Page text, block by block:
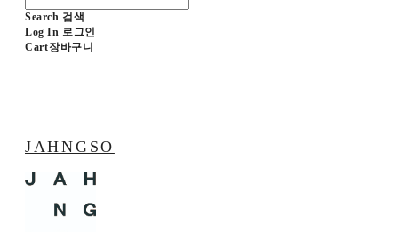
Search 검색
Log In 로그인
Cart장바구니
JAHNGSO